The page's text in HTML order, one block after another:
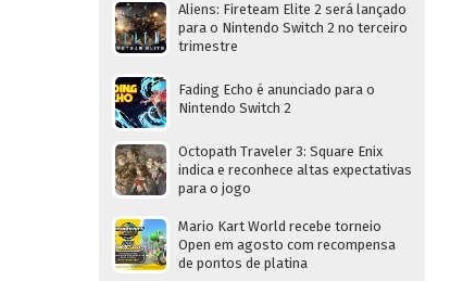
Aliens: Fireteam Elite 2 será lançado
para o Nintendo Switch 2 no terceiro
trimestre
Fading Echo é anunciado para o
Nintendo Switch 2
Octopath Traveler 3: Square Enix
indica e reconhece altas expectativas
para o jogo
Mario Kart World recebe torneio
Open em agosto com recompensa
de pontos de platina